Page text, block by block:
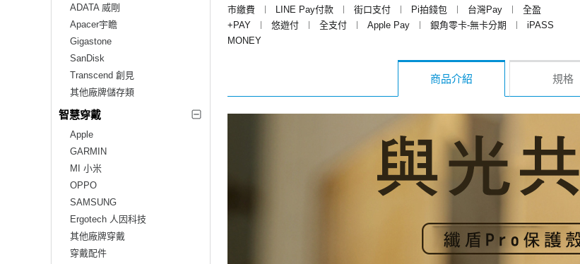
ADATA 威剛
Apacer宇瞻
Gigastone
SanDisk
Transcend 創見
其他廠牌儲存類
智慧穿戴
Apple
GARMIN
MI 小米
OPPO
SAMSUNG
Ergotech 人因科技
其他廠牌穿戴
穿戴配件
市繳費
︱ LINE Pay付款 ︱ 街口支付 ︱ Pi拍錢包 ︱ 台灣Pay ︱
全盈
+PAY
︱ 悠遊付 ︱ 全支付 ︱ Apple Pay ︱ 銀角零卡-無卡分期 ︱
iPASS
MONEY
商品介紹 規格